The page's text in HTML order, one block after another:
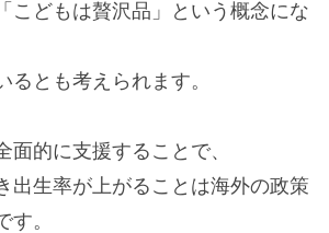
こどもは贅沢品」という概念にな
るとも考えられます。
面的に支援することで、
出生率が上がることは海外の政策
。